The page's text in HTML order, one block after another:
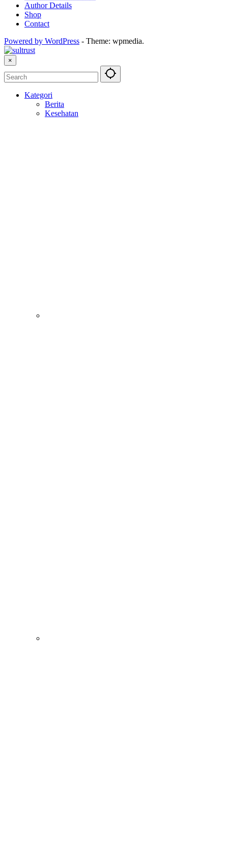
Author Details
Shop
Contact
Powered by WordPress - Theme: wpmedia.
×
Kategori
Berita
Kesehatan